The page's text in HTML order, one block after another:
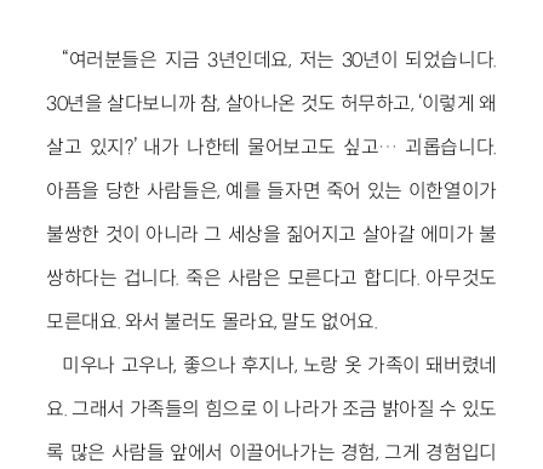
“여러분들은 지금 3년인데요, 저는 30년이 되었습니다.
30년을 살다보니까 참, 살아나온 것도 허무하고, ‘이렇게 왜
살고 있지?’ 내가 나한테 물어보고도 싶고… 괴롭습니다.
아픔을 당한 사람들은, 예를 들자면 죽어 있는 이한열이가
불쌍한 것이 아니라 그 세상을 짊어지고 살아갈 에미가 불
쌍하다는 겁니다. 죽은 사람은 모른다고 합디다. 아무것도
모른대요. 와서 불러도 몰라요, 말도 없어요.
미우나 고우나, 좋으나 후지나, 노랑 옷 가족이 돼버렸네
요. 그래서 가족들의 힘으로 이 나라가 조금 밝아질 수 있도
록 많은 사람들 앞에서 이끌어나가는 경험, 그게 경험입디